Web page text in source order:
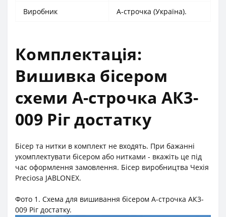
Виробник А-строчка (Україна).
Комплектація:
Вишивка бісером
схеми А-строчка АК3-
009 Ріг достатку
Бісер та нитки в комплект не входять. При бажанні
укомплектувати бісером або нитками - вкажіть це під
час оформлення замовлення. Бісер виробництва Чехія
Preciosa JABLONEX.
Фото 1. Схема для вишивання бісером А-строчка АК3-
009 Ріг достатку.